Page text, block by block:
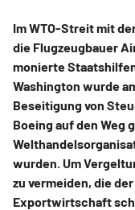
Im WTO-Streit mit
die Flugzeugbauer
monierte
Washington wurde
Beseitigung von
Boeing auf den Weg
wurden. Um
zu vermeiden, die
Exportwirtschaft